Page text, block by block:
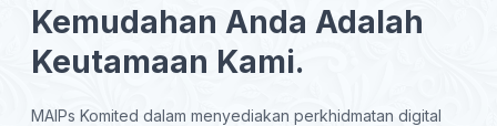
Kemudahan Anda Adalah
Keutamaan Kami.
MAIPs Komited dalam menyediakan perkhidmatan digital